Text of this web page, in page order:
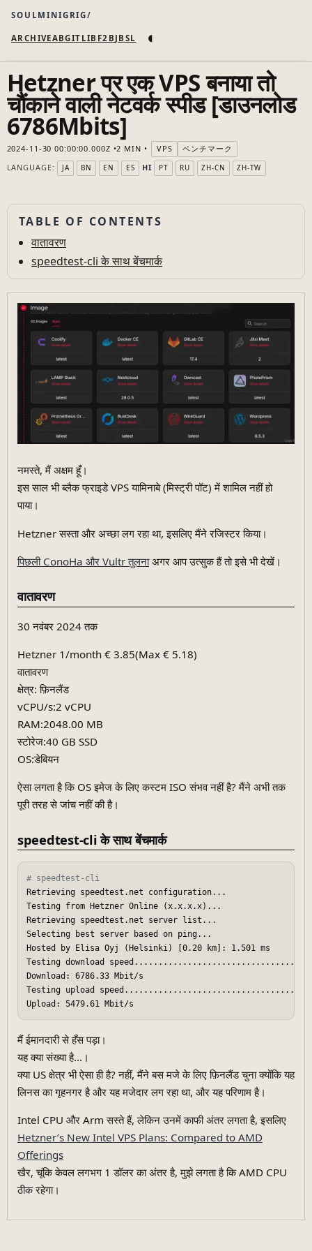
SOULMINIGRIG
ARCHIVEABGIT LIB F2B JB SL ◐
Hetzner पर एक VPS बनाया तो
चौंकाने वाली नेटवर्क स्पीड [डाउनलोड
6786Mbits]
2024-11-30 00:00:00.000Z 2 MIN VPS
ベンチマーク
LANGUAGE:
JA BN EN ES HI PT RU ZH-CN ZH-TW
TABLE OF CONTENTS
वातावरण
speedtest-cli के साथ बेंचमार्क
नमस्ते, मैं अक्षम हूँ।
इस साल भी ब्लैक फ्राइडे VPS यामिनाबे (मिस्ट्री पॉट) में शामिल नहीं हो
पाया।
Hetzner सस्ता और अच्छा लग रहा था, इसलिए मैंने रजिस्टर किया।
पिछली ConoHa और Vultr तुलनाअगर आप उत्सुक हैं तो इसे भी देखें।
वातावरण
30 नवंबर 2024 तक
Hetzner 1/month € 3.85(Max € 5.18)
वातावरण
क्षेत्र: फ़िनलैंड
vCPU/s:2 vCPU
RAM:2048.00 MB
स्टोरेज:40 GB SSD
OS:डेबियन
ऐसा लगता है कि OS इमेज के लिए कस्टम ISO संभव नहीं है? मैंने अभी तक
पूरी तरह से जांच नहीं की है।
speedtest-cli के साथ बेंचमार्क
# speedtest-cli
Retrieving speedtest.net configuration...
Testing from Hetzner Online (x.x.x.x)...
Retrieving speedtest.net server list...
Selecting best server based on ping...
Hosted by Elisa Oyj (Helsinki) [0.20 km]: 1.501 ms
Testing download
Download: 6786.33 Mbit/s
Testing upload
मैं ईमानदारी से हँस पड़ा।
यह क्या संख्या है...।
क्या US क्षेत्र भी ऐसा ही है? नहीं, मैंने बस मजे के लिए फ़िनलैंड चुना क्योंकि यह
लिनस का गृहनगर है और यह मजेदार लग रहा था, और यह परिणाम है।
Intel CPU और Arm सस्ते हैं, लेकिन उनमें काफी अंतर लगता है, इसलिए
Hetzner’s New Intel VPS Plans: Compared to AMD
Offerings
खैर, चूंकि केवल लगभग 1 डॉलर का अंतर है, मुझे लगता है कि AMD CPU
ठीक रहेगा।